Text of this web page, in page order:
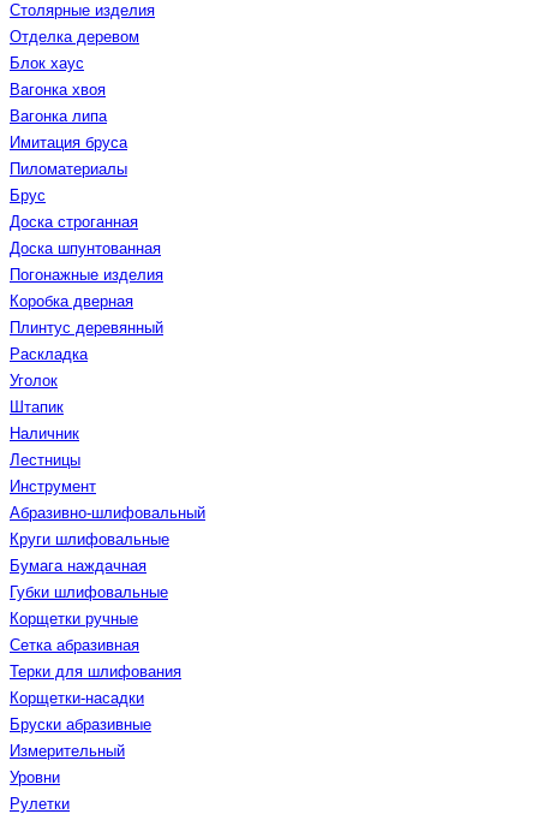
Столярные изделия
Отделка деревом
Блок хаус
Вагонка хвоя
Вагонка липа
Имитация бруса
Пиломатериалы
Брус
Доска строганная
Доска шпунтованная
Погонажные изделия
Коробка дверная
Плинтус деревянный
Раскладка
Уголок
Штапик
Наличник
Лестницы
Инструмент
Абразивно-шлифовальный
Круги шлифовальные
Бумага наждачная
Губки шлифовальные
Корщетки ручные
Сетка абразивная
Терки для шлифования
Корщетки-насадки
Бруски абразивные
Измерительный
Уровни
Рулетки